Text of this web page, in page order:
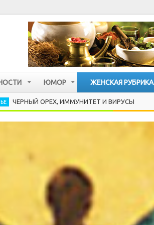
ЮМОР
ЖЕНСКАЯ РУБРИКА
ОРЕХ, ИММУНИТЕТ И ВИРУСЫ ЗДОРОВЬЕ